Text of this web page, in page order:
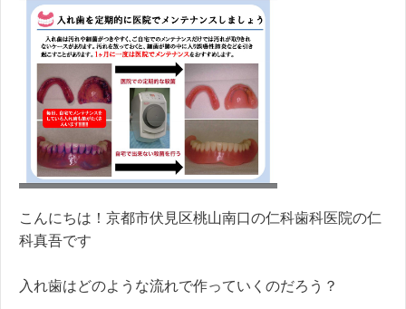
こんにちは！京都市伏見区桃山南口の仁科歯科医院の仁
科真吾です
入れ歯はどのような流れで作っていくのだろう？